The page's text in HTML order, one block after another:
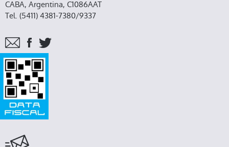
CABA, Argentina, C1086AAT
Tel. (5411) 4381-7380/9337